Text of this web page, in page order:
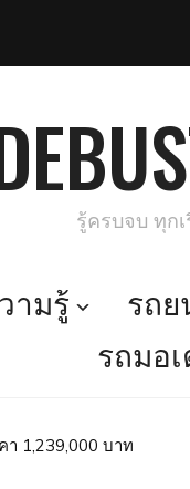
รู้ครบจบ ทุก
ามรู้ รถ
รถมอ
า 1,239,000 บาท